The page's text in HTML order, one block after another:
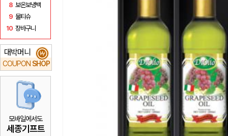
8 보온보냉백
9 물티슈
10 장바구니
대박머니
COUPON SHOP
₩
모바일에서도
세종기프트